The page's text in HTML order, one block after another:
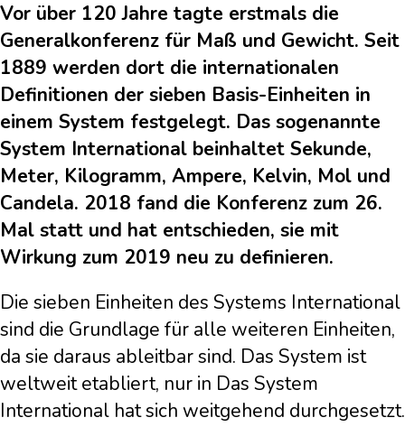
Vor über 120 Jahre tagte erstmals die
Generalkonferenz für Maß und Gewicht. Seit
1889 werden dort die internationalen
Definitionen der sieben Basis-Einheiten in
einem System festgelegt. Das sogenannte
System International beinhaltet Sekunde,
Meter, Kilogramm, Ampere, Kelvin, Mol und
Candela. 2018 fand die Konferenz zum 26.
Mal statt und hat entschieden, sie mit
Wirkung zum 2019 neu zu definieren.
Die sieben Einheiten des Systems International
sind die Grundlage für alle weiteren Einheiten,
da sie daraus ableitbar sind. Das System ist
weltweit etabliert, nur in Das System
International hat sich weitgehend durchgesetzt.